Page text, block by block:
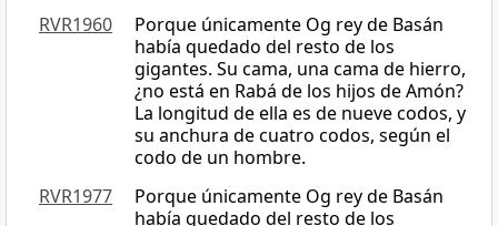
RVR1960
Porque únicamente Og rey de Basán
había quedado del resto de los
gigantes. Su cama, una cama de hierro,
¿no está en Rabá de los hijos de Amón?
La longitud de ella es de nueve codos, y
su anchura de cuatro codos, según el
codo de un hombre.
RVR1977
Porque únicamente Og rey de Basán
había quedado del resto de los